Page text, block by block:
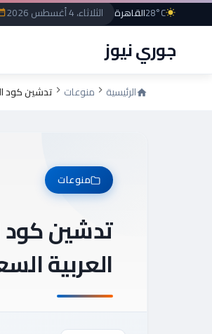
الثلاثاء، 4 أغسطس 2026 28°Cالقاهرة
جوري نيوز
الرئيسية منوعات تدشين كود
منوعات
تدشين كود
العربية